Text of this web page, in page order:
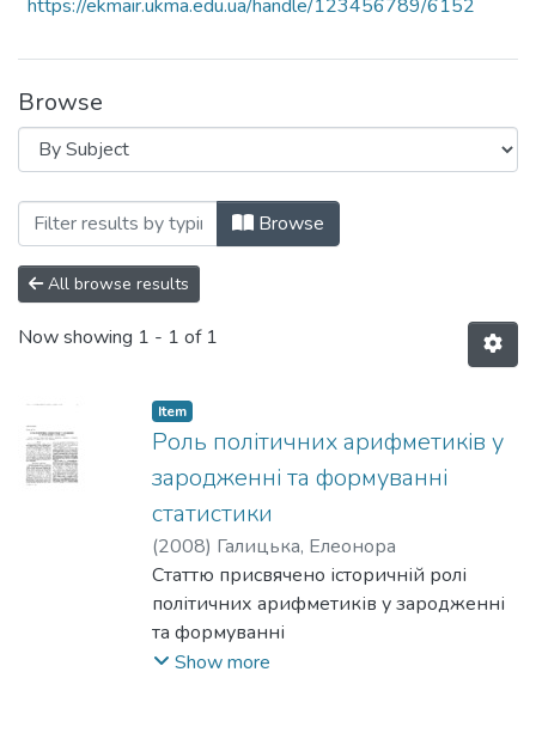
https://ekmair.ukma.edu.ua/handle/123456789/6152
Browse
Browsing 081: Економічні науки by
Browse
All browse results
Now showing 1 - 1 of 1
Item
Роль політичних арифметиків у
зародженні та формуванні
статистики
(2008) Галицька, Елеонора
Статтю присвячено історичній ролі
політичних арифметиків у зародженні
та формуванні
теоретичних та методологічних основ
Show more